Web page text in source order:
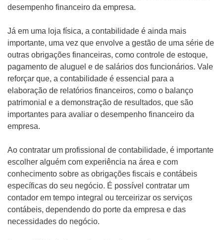
desempenho financeiro da empresa.
Já em uma loja física, a contabilidade é ainda mais
importante, uma vez que envolve a gestão de uma série de
outras obrigações financeiras, como controle de estoque,
pagamento de aluguel e de salários dos funcionários. Vale
reforçar que, a contabilidade é essencial para a
elaboração de relatórios financeiros, como o balanço
patrimonial e a demonstração de resultados, que são
importantes para avaliar o desempenho financeiro da
empresa.
Ao contratar um profissional de contabilidade, é importante
escolher alguém com experiência na área e com
conhecimento sobre as obrigações fiscais e contábeis
específicas do seu negócio. É possível contratar um
contador em tempo integral ou terceirizar os serviços
contábeis, dependendo do porte da empresa e das
necessidades do negócio.